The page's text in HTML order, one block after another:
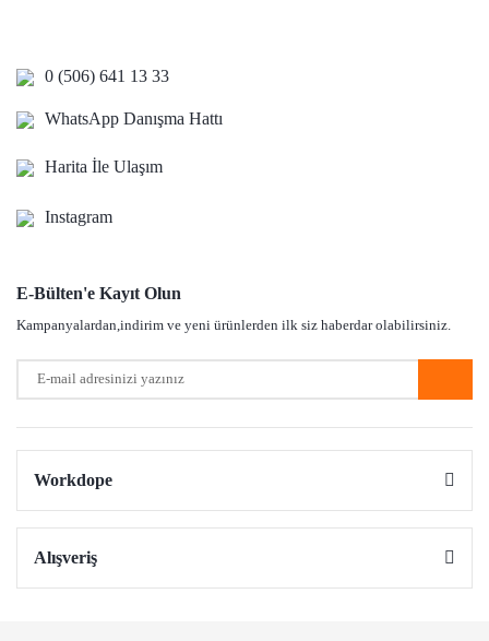
Ürün fiyatı diğer sitelerden daha pahalı.
Bu ürüne benzer farklı alternatifler olmalı.
0 (506) 641 13 33
WhatsApp Danışma Hattı
Harita İle Ulaşım
Instagram
E-Bülten'e Kayıt Olun
Kampanyalardan,indirim ve yeni ürünlerden ilk siz haberdar olabilirsiniz.
Workdope
Alışveriş